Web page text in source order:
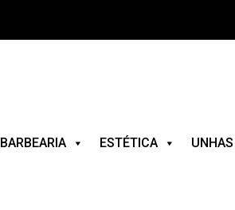
BARBEARIA ESTÉTICA UNHAS